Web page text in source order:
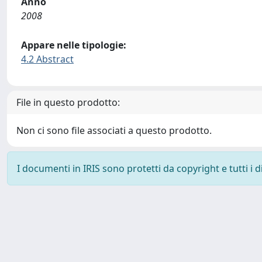
2008
Appare nelle tipologie:
4.2 Abstract
File in questo prodotto:
Non ci sono file associati a questo prodotto.
I documenti in IRIS sono protetti da copyright e tutti i